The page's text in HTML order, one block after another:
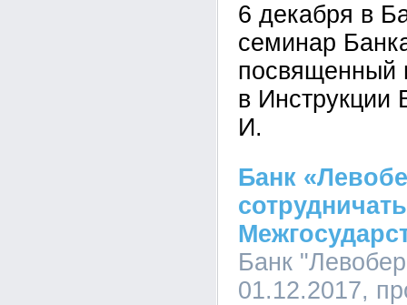
6 декабря в
семинар
посвященный
в
И.
Банк
Банк
01.12.2017,